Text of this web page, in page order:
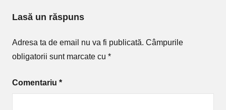
Lasă un răspuns
Adresa ta de email nu va fi publicată. Câmpurile
obligatorii sunt marcate cu *
Comentariu *